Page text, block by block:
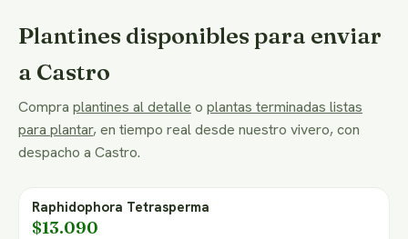
Plantines disponibles para enviar
a Castro
Compra plantines al detalle o plantas terminadas listas
para plantar, en tiempo real desde nuestro vivero, con
despacho a Castro.
Raphidophora Tetrasperma
$13.090